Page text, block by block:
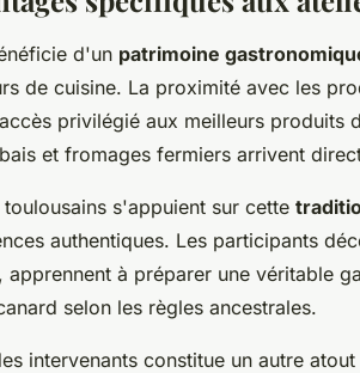
d'un patrimoine
de cuisine. La proximité avec les
privilégié aux meilleurs
et fromages fermiers arrivent
toulousains s'appuient sur cette
authentiques. Les participants
apprennent à préparer une véritable
selon les règles ancestrales.
intervenants constitue un autre